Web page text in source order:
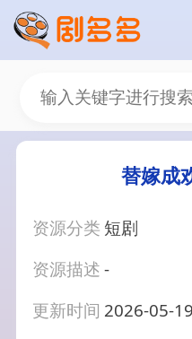
替嫁成
资源分类 短剧
资源描述-
更新时间 2026-05-19